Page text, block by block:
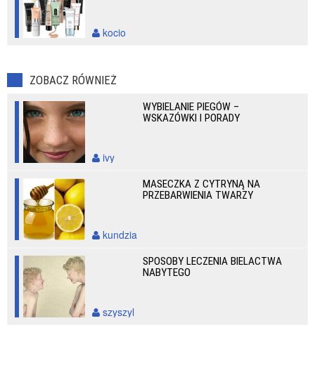
kocio
ZOBACZ RÓWNIEŻ
WYBIELANIE PIEGÓW –
WSKAZÓWKI I PORADY
ivy
MASECZKA Z CYTRYNĄ NA
PRZEBARWIENIA TWARZY
kundzia
SPOSOBY LECZENIA BIELACTWA
NABYTEGO
szyszyl